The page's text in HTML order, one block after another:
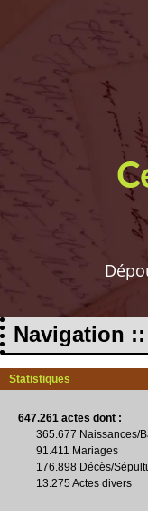
Navigation
Statistiques
647.261 actes dont :
365.677 Naissances/
91.411 Mariages
176.898 Décès/
13.275 Actes divers